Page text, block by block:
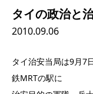
タイの政治と
2010.09.06
タイ治安当局は9月7
鉄MRTの駅に